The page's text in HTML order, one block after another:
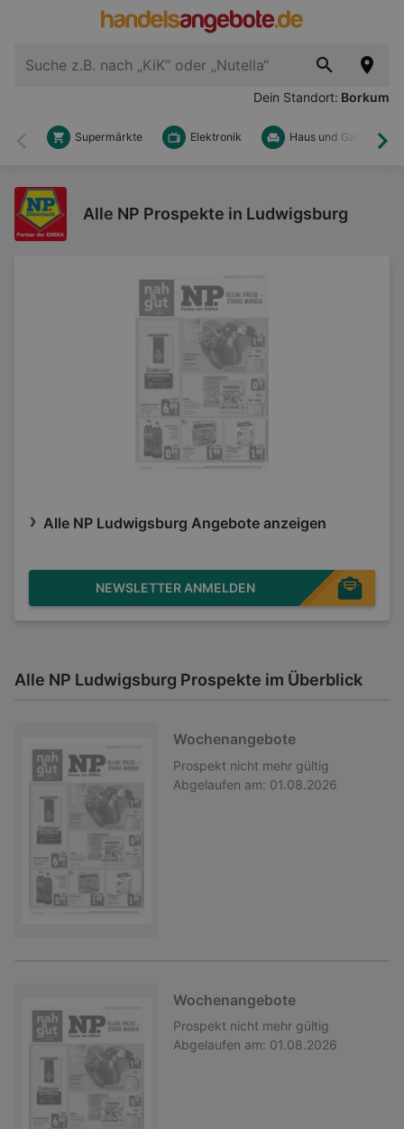
Dein Standort: Borkum
Zurück
Supermärkte Elektronik Haus und Garten
Alle NP Prospekte in Ludwigsburg
Alle NP Ludwigsburg Angebote anzeigen
NEWSLETTER ANMELDEN
Alle NP Ludwigsburg Prospekte im Überblick
Wochenangebote
Prospekt nicht mehr gültig
Abgelaufen am: 01.08.2026
Wochenangebote
Prospekt nicht mehr gültig
Abgelaufen am: 01.08.2026